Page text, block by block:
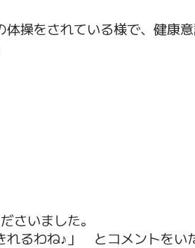
操をされている様で、健康
さいました。
れるわね♪」 とコメントをい